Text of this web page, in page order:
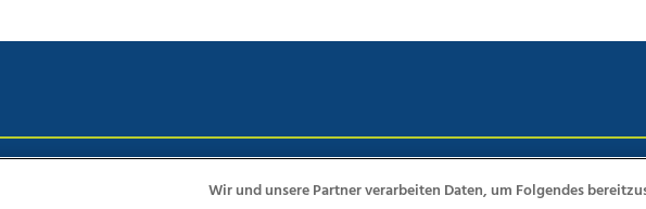
AGB Anzeigekunden AGB Website Ehrenkodex
Wir und unsere Partner verarbeiten Daten, um Folgendes